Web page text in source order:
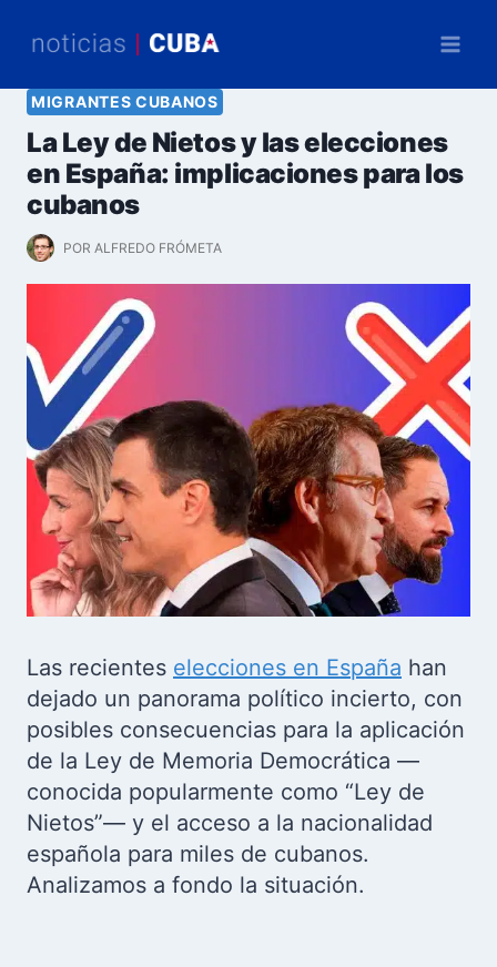
MIGRANTES CUBANOS
La Ley de Nietos y las elecciones
en España: implicaciones para los
cubanos
POR ALFREDO FRÓMETA
Las recientes elecciones en España han
dejado un panorama político incierto, con
posibles consecuencias para la aplicación
de la Ley de Memoria Democrática —
conocida popularmente como “Ley de
Nietos”— y el acceso a la nacionalidad
española para miles de cubanos.
Analizamos a fondo la situación.